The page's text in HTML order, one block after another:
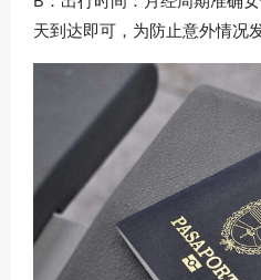
天到达即可，为防止意外情况